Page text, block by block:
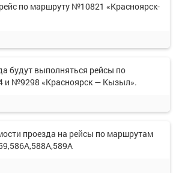
по маршруту №10821 «Красноярск-
будут выполняться рейсы по
№9298 «Красноярск — Кызыл».
проезда на рейсы по маршрутам